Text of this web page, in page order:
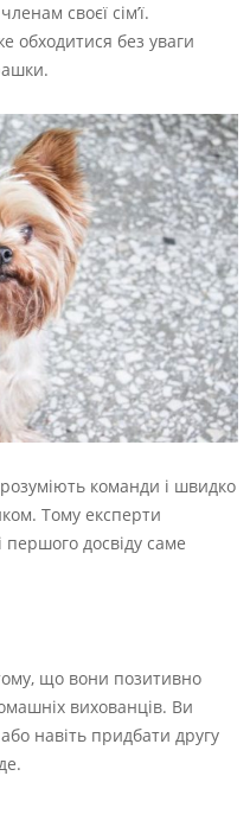
своєї сім’ї.
обходитися без уваги
команди і швидко
Тому експерти
досвіду саме
що вони позитивно
вихованців. Ви
навіть придбати другу